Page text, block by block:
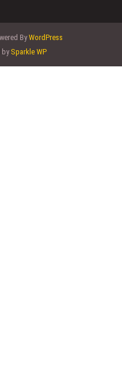
ByWordPress
by Sparkle WP